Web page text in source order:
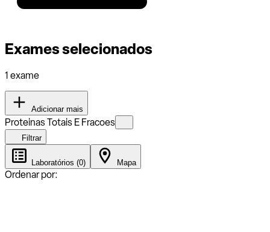
Exames selecionados
1 exame
Adicionar mais
Proteinas Totais E Fracoes
Filtrar
Laboratórios (0) Mapa
Ordenar por: